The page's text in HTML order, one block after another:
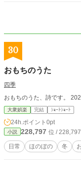
30
おもちのうた
四季
おもちのう
大衆娯楽 完結 ｼｮｰﾄｼｮｰﾄ
24h.ポイント 0pt
小説 228,797 位 /
日常 ほのぼの 冬